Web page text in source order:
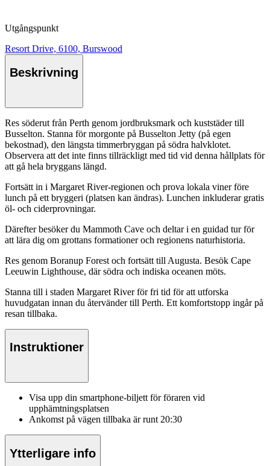
Utgångspunkt
Resort Drive, 6100, Burswood
Beskrivning
Res söderut från Perth genom jordbruksmark och kuststäder till
Busselton. Stanna för morgonte på Busselton Jetty (på egen
bekostnad), den längsta timmerbryggan på södra halvklotet.
Observera att det inte finns tillräckligt med tid vid denna hållplats för
att gå hela bryggans längd.
Fortsätt in i Margaret River-regionen och prova lokala viner före
lunch på ett bryggeri (platsen kan ändras). Lunchen inkluderar gratis
öl- och ciderprovningar.
Därefter besöker du Mammoth Cave och deltar i en guidad tur för
att lära dig om grottans formationer och regionens naturhistoria.
Res genom Boranup Forest och fortsätt till Augusta. Besök Cape
Leeuwin Lighthouse, där södra och indiska oceanen möts.
Stanna till i staden Margaret River för fri tid för att utforska
huvudgatan innan du återvänder till Perth. Ett komfortstopp ingår på
resan tillbaka.
Instruktioner
Visa upp din smartphone-biljett för föraren vid
upphämtningsplatsen
Ankomst på vägen tillbaka är runt 20:30
Ytterligare info